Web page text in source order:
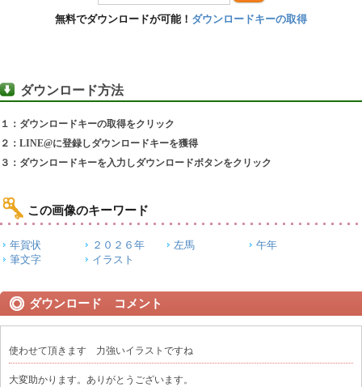
無料でダウンロードが可能！ ダウンロードキーの取得
ダウンロード方法
１：ダウンロードキーの取得をクリック
２：LINE@に登録しダウンロードキーを獲得
３：ダウンロードキーを入力しダウンロードボタンをクリック
この画像のキーワード
年賀状 ２０２６年 左馬
午年
筆文字
イラスト
ダウンロード コメント
使わせて頂きます 力強いイラストですね
大変助かります。ありがとうございます。